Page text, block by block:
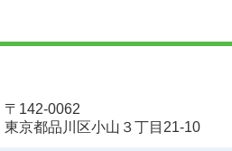
〒142-0062
東京都品川区小山３丁目21-10